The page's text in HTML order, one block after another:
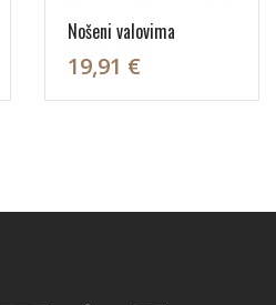
Nošeni valovima
19,91 €